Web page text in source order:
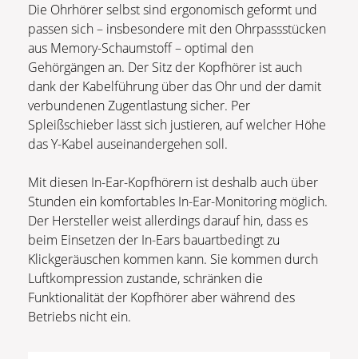
Die Ohrhörer selbst sind ergonomisch geformt und
passen sich – insbesondere mit den Ohrpassstücken
aus Memory-Schaumstoff – optimal den
Gehörgängen an. Der Sitz der Kopfhörer ist auch
dank der Kabelführung über das Ohr und der damit
verbundenen Zugentlastung sicher. Per
Spleißschieber lässt sich justieren, auf welcher Höhe
das Y-Kabel auseinandergehen soll.
Mit diesen In-Ear-Kopfhörern ist deshalb auch über
Stunden ein komfortables In-Ear-Monitoring möglich.
Der Hersteller weist allerdings darauf hin, dass es
beim Einsetzen der In-Ears bauartbedingt zu
Klickgeräuschen kommen kann. Sie kommen durch
Luftkompression zustande, schränken die
Funktionalität der Kopfhörer aber während des
Betriebs nicht ein.